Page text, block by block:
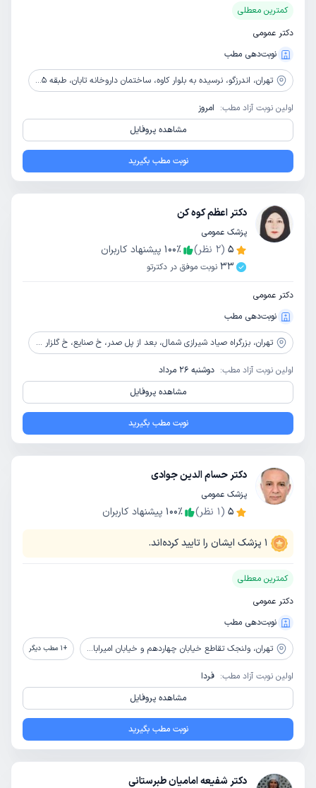
کمترین معطلی
دکتر عمومی
نوبت‌دهی مطب
تهران، اندرزگو، نرسیده به بلوار کاوه، ساختمان داروخانه تابان، طبقه 5، واحد 12
اولین نوبت آزاد مطب: امروز
مشاهده پروفایل
نوبت مطب بگیرید
دکتر اعظم کوه کن
پزشک عمومی
5
(
2 نظر) 100٪
پیشنهاد کاربران
33 نوبت موفق در دکترتو
دکتر عمومی
نوبت‌دهی مطب
تهران، بزرگراه صیاد شیرازی شمال، بعد از پل صدر، خ صنایع، خ گلزار جنوبی، بن بست ندا، جنب مسجد قائم، مرکز دیابت، چاقی و متابولیسم رویان
اولین نوبت آزاد مطب: دوشنبه 26 مرداد
مشاهده پروفایل
نوبت مطب بگیرید
دکتر حسام الدین جوادی
پزشک عمومی
5
(
1 نظر) 100٪ پیشنهاد کاربران
1 پزشک ایشان را تایید کرده‌اند.
کمترین معطلی
دکتر عمومی
نوبت‌دهی مطب
تهران، ولنجک تقاطع خیابان چهاردهم و خیابان امیرابادی جنب هایپرمارکت یاس ساختمان مهرداد پلاک 13طبقه اول واحد دوم +
1 مطب دیگر
اولین نوبت آزاد مطب: فردا
مشاهده پروفایل
نوبت مطب بگیرید
دکتر شفیعه امامیان طبرستانی